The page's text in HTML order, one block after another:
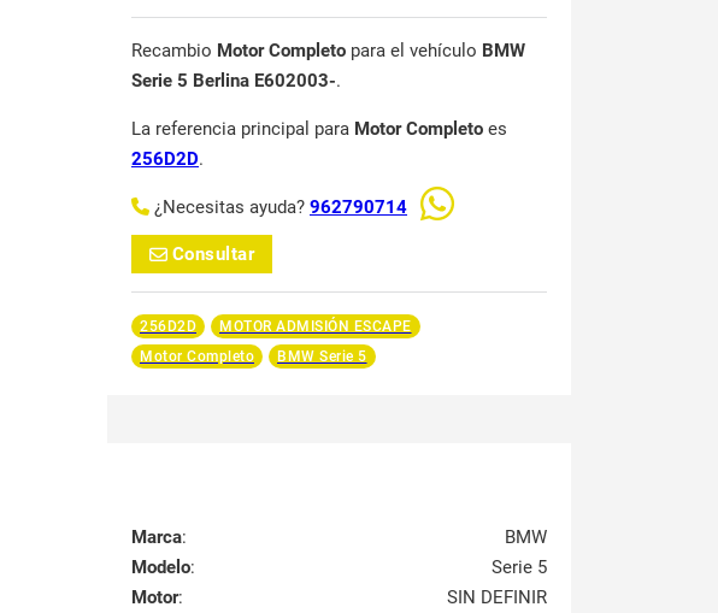
Recambio Motor Completo para el vehículo BMW
Serie 5 Berlina E602003-.
La referencia principal para Motor Completo es
256D2D.
¿Necesitas ayuda? 962790714
Consultar
256D2D
MOTOR ADMISIÓN ESCAPE
Motor Completo
BMW Serie 5
Marca:
BMW
Modelo:
Serie 5
Motor: SIN DEFINIR